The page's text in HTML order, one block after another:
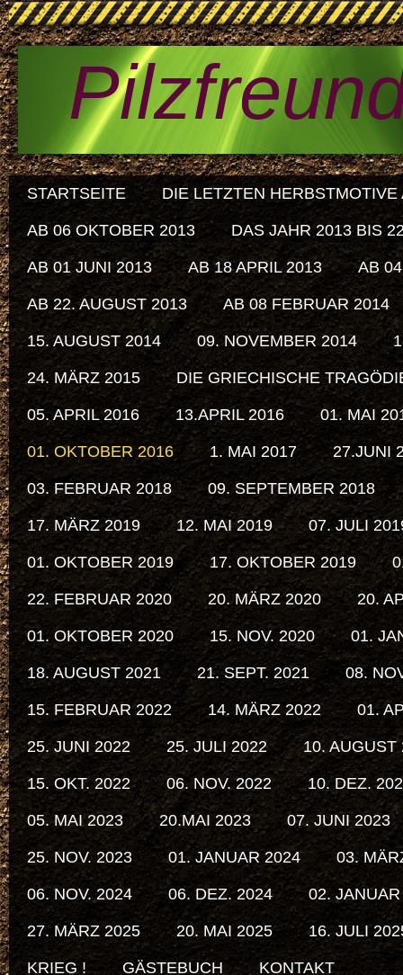
STARTSEITE DIE LETZTEN HERBSTMOTIVE
AB 06 OKTOBER 2013 DAS JAHR 2013 BIS
AB 01 JUNI 2013 AB 18 APRIL 2013 AB
AB 22. AUGUST 2013 AB 08 FEBRUAR 2014
15. AUGUST 2014 09. NOVEMBER 2014
24. MÄRZ 2015 DIE GRIECHISCHE
05. APRIL 2016 13.APRIL 2016 01. MAI
01. OKTOBER 2016 1. MAI 2017 27.JUNI
03. FEBRUAR 2018 09. SEPTEMBER 2018
17. MÄRZ 2019 12. MAI 2019 07. JULI
01. OKTOBER 2019 17. OKTOBER 2019
22. FEBRUAR 2020 20. MÄRZ 2020 20.
01. OKTOBER 2020 15. NOV. 2020 01.
18. AUGUST 2021 21. SEPT. 2021 08.
15. FEBRUAR 2022 14. MÄRZ 2022 01.
25. JUNI 2022 25. JULI 2022 10. AUGUST
15. OKT. 2022 06. NOV. 2022 10. DEZ.
05. MAI 2023 20.MAI 2023 07. JUNI 2023
25. NOV. 2023 01. JANUAR 2024 03.
06. NOV. 2024 06. DEZ. 2024 02.
27. MÄRZ 2025 20. MAI 2025 16. JULI
KRIEG ! GÄSTEBUCH KONTAKT